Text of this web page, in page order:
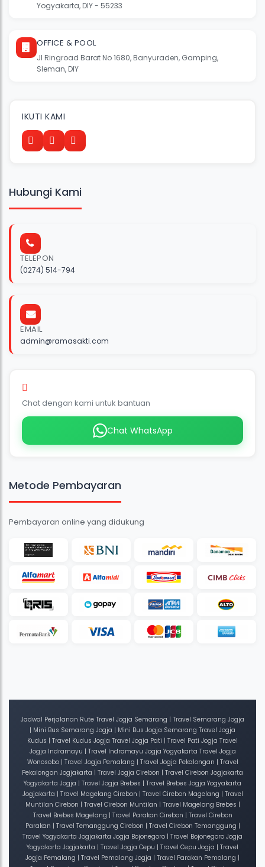
Yogyakarta, DIY - 55233
OFFICE & POOL
Jl Ringroad Barat No 1680, Banyuraden, Gamping,
Sleman, DIY
IKUTI KAMI
Hubungi Kami
TELEPON
(0274) 514-794
EMAIL
admin@ramasakti.com
Chat dengan kami untuk bantuan
Chat WhatsApp
Metode Pembayaran
Pembayaran online yang didukung
Jadwal Perjalanan Rute Travel Jogja Semarang | Travel Semarang Jogja
| Mini Bus Semarang Jogja | Mini Bus Jogja Semarang Travel Jogja
Kudus | Travel Kudus Jogja Travel Jogja Pati | Travel Pati Jogja Travel
Jogja Indramayu | Travel Indramayu Jogja Yogyakarta Travel Jogja
Wonosobo | Travel Jogja Pemalang | Travel Jogja Pekalongan | Travel
Pekalongan Jogjakarta | Travel Jogja Cirebon | Travel Cirebon Jogjakarta
Yogyakarta Jogja | Travel Jogja Brebes | Travel Brebes Jogja Yogyakarta
Jogjakarta | Travel Magelang Cirebon | Travel Cirebon Magelang | Travel
Muntilan Cirebon | Travel Cirebon Muntilan | Travel Magelang Brebes |
Travel Brebes Magelang | Travel Parakan Cirebon | Travel Cirebon
Parakan | Travel Temanggung Cirebon | Travel Cirebon Temanggung |
Travel Yogyakarta Jogjakarta Jogja Bojonegoro | Travel Bojonegoro Jogja
Yogyakarta Jogjakarta | Travel Jogja Cepu | Travel Cepu Jogja | Travel
Jogja Pemalang | Travel Pemalang Jogja | Travel Parakan Pemalang |